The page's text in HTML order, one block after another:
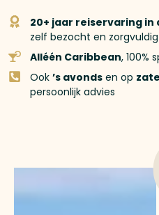
20+ jaar reiservaring in
zelf bezocht en
Alléén Caribbean, 100%
Ook ’s avondsen op
persoonlijk advies